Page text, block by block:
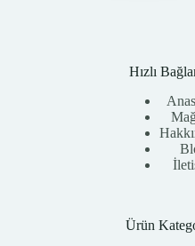
Hızlı
Ürün